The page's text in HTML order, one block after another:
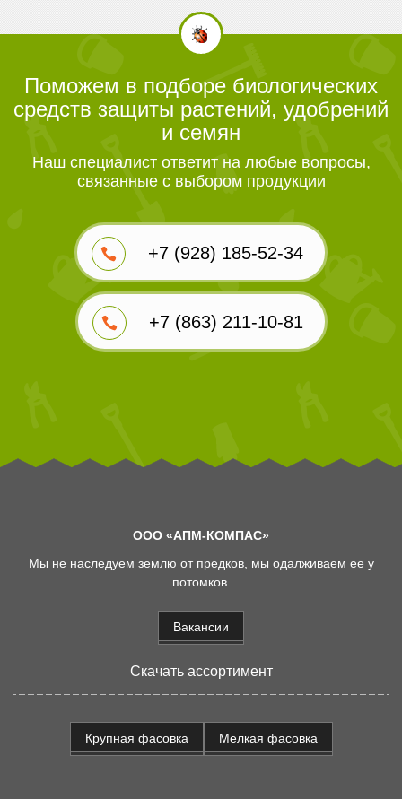
Поможем в подборе биологических
средств защиты растений, удобрений
и семян
Наш специалист ответит на любые вопросы,
связанные с выбором продукции
+7 (928) 185-52-34
+7 (863) 211-10-81
ООО «АПМ-КОМПАС»
Мы не наследуем землю от предков, мы одалживаем ее у
потомков.
Вакансии
Скачать ассортимент
Крупная фасовка Мелкая фасовка